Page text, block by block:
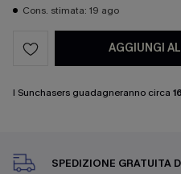
Cons. stimata: 19 ago
AGGIUNGI
I Sunchasers guadagneranno circa
SPEDIZIONE GRATUITA